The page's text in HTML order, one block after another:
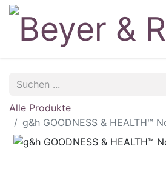
Alle Produkte
g&h GOODNESS & HEALTH™